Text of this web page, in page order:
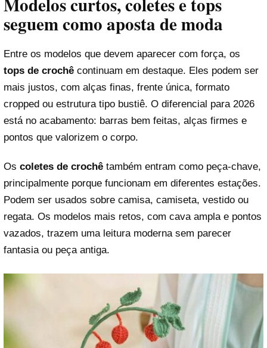
seguem como aposta de moda
Entre os modelos que devem aparecer com força, os
tops de crochê continuam em destaque. Eles podem ser
mais justos, com alças finas, frente única, formato
cropped ou estrutura tipo bustiê. O diferencial para 2026
está no acabamento: barras bem feitas, alças firmes e
pontos que valorizem o corpo.
Os coletes de crochê também entram como peça-chave,
principalmente porque funcionam em diferentes estações.
Podem ser usados sobre camisa, camiseta, vestido ou
regata. Os modelos mais retos, com cava ampla e pontos
vazados, trazem uma leitura moderna sem parecer
fantasia ou peça antiga.